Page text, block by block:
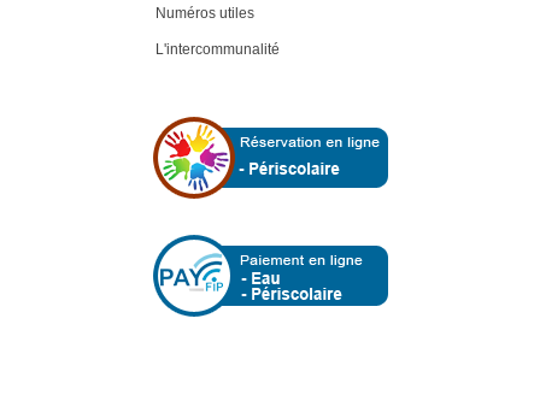
Numéros utiles
L'intercommunalité